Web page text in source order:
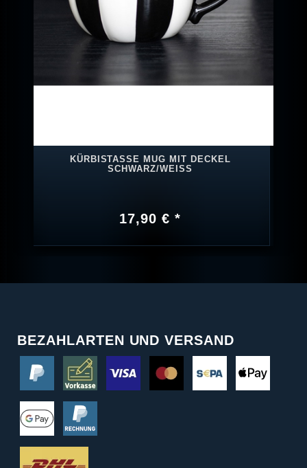
KÜRBISTASSE MUG MIT DECKEL
SCHWARZ/WEISS
17,90 € *
BEZAHLARTEN UND VERSAND